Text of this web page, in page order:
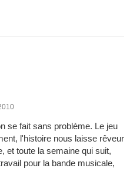
se fait sans problème. Le jeu
l'histoire nous laisse rêveur
et toute la semaine qui suit,
pour la bande musicale,